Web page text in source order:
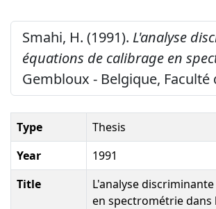
Smahi, H. (1991). L'analyse
équations de calibrage en
Gembloux - Belgique,
Type
Thesis
Year
1991
Title
L'analyse
en spectrométrie